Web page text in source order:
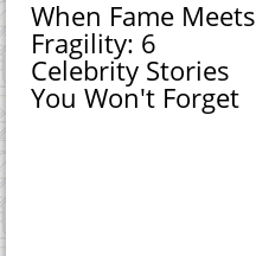
When Fame Meets
Fragility: 6
Celebrity Stories
You Won't Forget